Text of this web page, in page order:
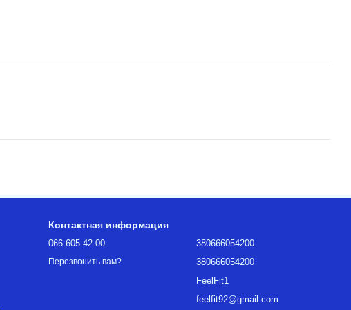
Контактная информация
066 605-42-00
Перезвонить вам?
380666054200
380666054200
FeelFit1
feelfit92@gmail.com